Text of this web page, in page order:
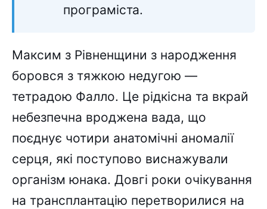
програміста.
Максим з Рівненщини з народження
боровся з тяжкою недугою —
тетрадою Фалло. Це рідкісна та вкрай
небезпечна вроджена вада, що
поєднує чотири анатомічні аномалії
серця, які поступово виснажували
організм юнака. Довгі роки очікування
на трансплантацію перетворилися на